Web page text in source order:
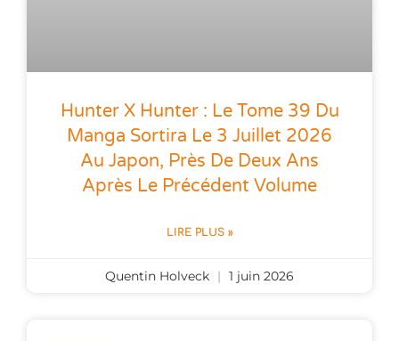
Hunter X Hunter : Le Tome 39 Du
Manga Sortira Le 3 Juillet 2026
Au Japon, Près De Deux Ans
Après Le Précédent Volume
LIRE PLUS »
Quentin Holveck 1 juin 2026